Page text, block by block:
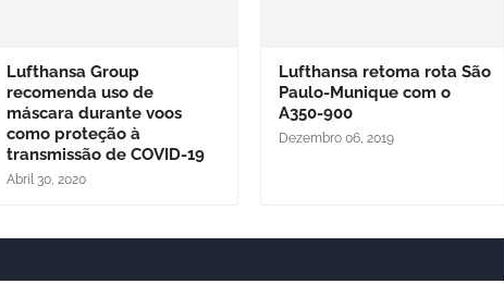
Lufthansa Group
recomenda uso de
máscara durante voos
como proteção à
transmissão de COVID-19
Abril 30, 2020
Lufthansa retoma rota São
Paulo-Munique com o
A350-900
Dezembro 06, 2019